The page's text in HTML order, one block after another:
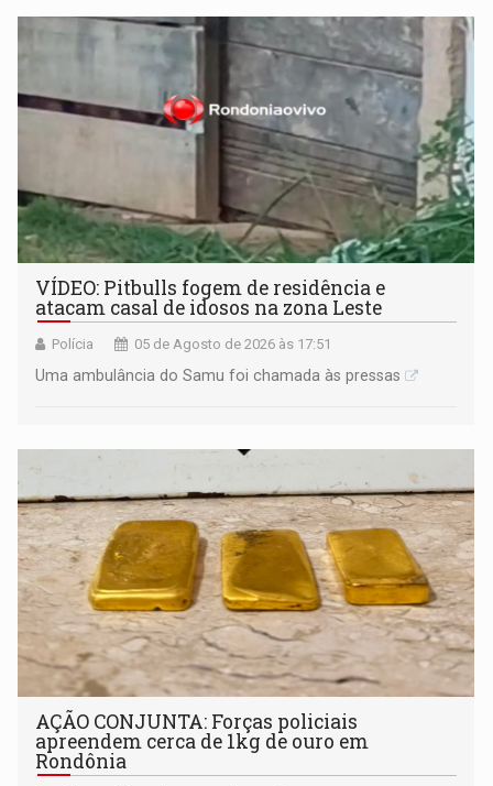
VÍDEO: Pitbulls fogem de residência e
atacam casal de idosos na zona Leste
Polícia 05 de Agosto de 2026 às 17:51
Uma ambulância do Samu foi chamada às pressas
AÇÃO CONJUNTA: Forças policiais
apreendem cerca de 1kg de ouro em
Rondônia